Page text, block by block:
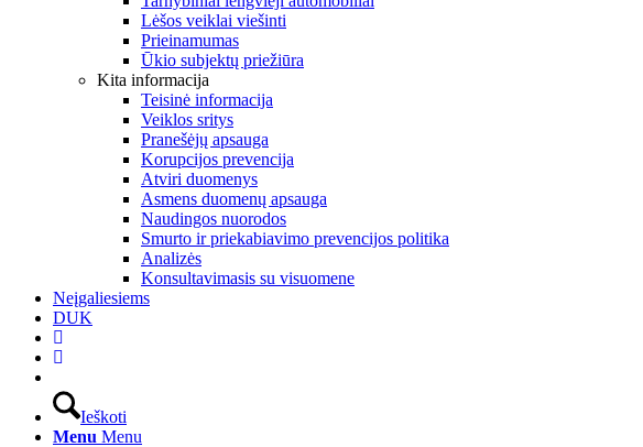
Lėšos veiklai viešinti
Prieinamumas
Ūkio subjektų priežiūra
Kita informacija
Teisinė informacija
Veiklos sritys
Pranešėjų apsauga
Korupcijos prevencija
Atviri duomenys
Asmens duomenų apsauga
Naudingos nuorodos
Smurto ir priekabiavimo prevencijos politika
Analizės
Konsultavimasis su visuomene
Neįgaliesiems
DUK
Ieškoti
Menu Menu